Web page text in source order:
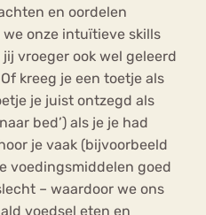
en oordelen
onze intuïtieve skills
vroeger ook wel geleerd
kreeg je een toetje als
je juist ontzegd als
bed’) als je je had
je vaak (bijvoorbeeld
voedingsmiddelen goed
– waardoor we ons
voedsel eten en